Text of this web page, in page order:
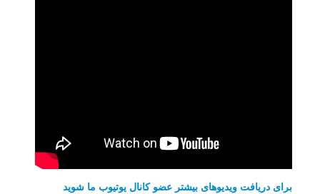
برای دریافت ویدیوهای بیشتر عضو کانال یوتیوب ما شوید